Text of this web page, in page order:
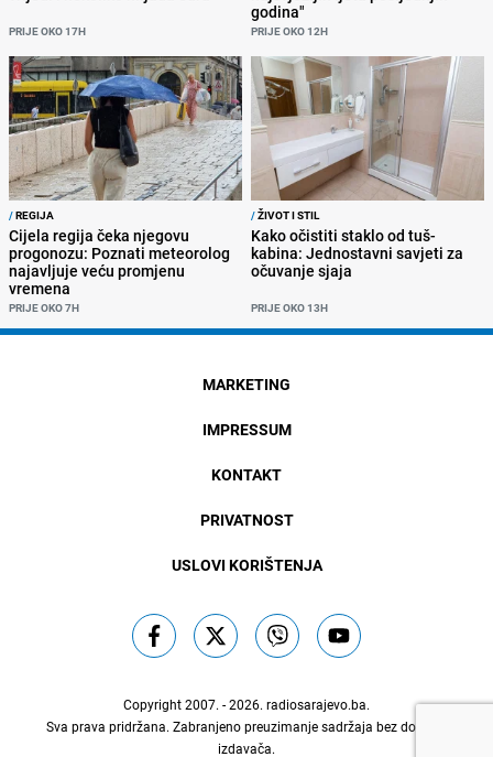
PRIJE OKO 17H
godina"
PRIJE OKO 12H
/REGIJA
Cijela regija čeka njegovu
progonozu: Poznati meteorolog
najavljuje veću promjenu
vremena
PRIJE OKO 7H
/ŽIVOT I STIL
Kako očistiti staklo od tuš-
kabina: Jednostavni savjeti za
očuvanje sjaja
PRIJE OKO 13H
MARKETING
IMPRESSUM
KONTAKT
PRIVATNOST
USLOVI KORIŠTENJA
Copyright 2007. - 2026. radiosarajevo.ba.
Sva prava pridržana. Zabranjeno preuzimanje sadržaja bez dozvole
izdavača.